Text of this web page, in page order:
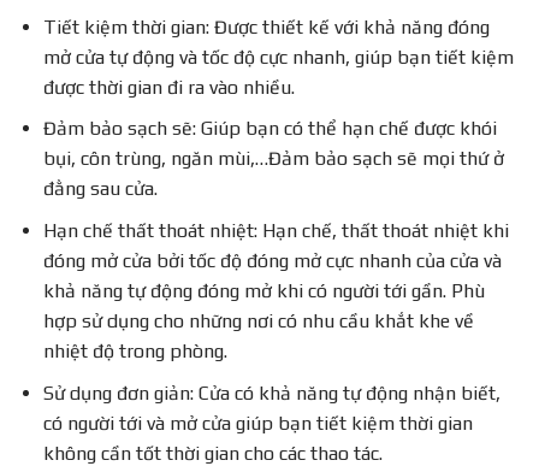
Tiết kiệm thời gian: Được thiết kế với khả năng đóng
mở cửa tự động và tốc độ cực nhanh, giúp bạn tiết kiệm
được thời gian đi ra vào nhiều.
Đảm bảo sạch sẽ: Giúp bạn có thể hạn chế được khói
bụi, côn trùng, ngăn mùi,…Đảm bảo sạch sẽ mọi thứ ở
đằng sau cửa.
Hạn chế thất thoát nhiệt: Hạn chế, thất thoát nhiệt khi
đóng mở cửa bởi tốc độ đóng mở cực nhanh của cửa và
khả năng tự động đóng mở khi có người tới gần. Phù
hợp sử dụng cho những nơi có nhu cầu khắt khe về
nhiệt độ trong phòng.
Sử dụng đơn giản: Cửa có khả năng tự động nhận biết,
có người tới và mở cửa giúp bạn tiết kiệm thời gian
không cần tốt thời gian cho các thao tác.